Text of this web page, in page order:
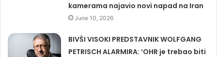
kamerama najavio novi napad na Iran
June 10, 2026
BIVŠI VISOKI PREDSTAVNIK WOLFGANG
PETRISCH ALARMIRA: ‘OHR je trebao biti